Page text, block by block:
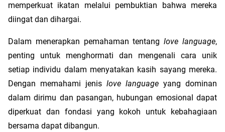
memperkuat ikatan melalui pembuktian bahwa mereka
diingat dan dihargai.
Dalam menerapkan pemahaman tentang love language,
penting untuk menghormati dan mengenali cara unik
setiap individu dalam menyatakan kasih sayang mereka.
Dengan memahami jenis love language yang dominan
dalam dirimu dan pasangan, hubungan emosional dapat
diperkuat dan fondasi yang kokoh untuk kebahagiaan
bersama dapat dibangun.